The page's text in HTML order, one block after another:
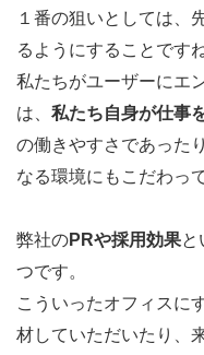
１番の狙いとしては、
るようにすることですね
私たちがユーザーにエ
は、 私たち自身が仕事
の働きやすさであった
なる環境にもこだわっ
弊社のPRや採用効果と
つです。
こういったオフィスに
材していただいたり、